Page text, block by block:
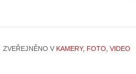
ZVEŘEJNĚNO V KAMERY, FOTO, VIDEO
V
i